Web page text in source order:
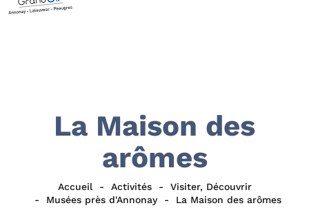
La Maison des
arômes
Accueil Activités
Visiter, Découvrir
Musées près d'Annonay
La Maison des arômes